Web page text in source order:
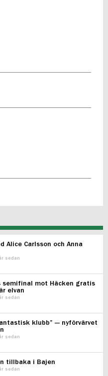
Alice Carlsson och Anna
sedan
semifinal mot Häcken gratis
elvan
sedan
klubb” — nyförvärvet
sedan
tillbaka i Bajen
sedan